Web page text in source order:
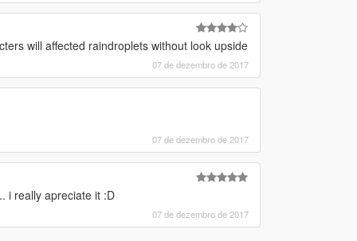
will affected raindroplets without look upside
07 de dezembro de 2017
07 de dezembro de 2017
i really apreciate it :D
07 de dezembro de 2017